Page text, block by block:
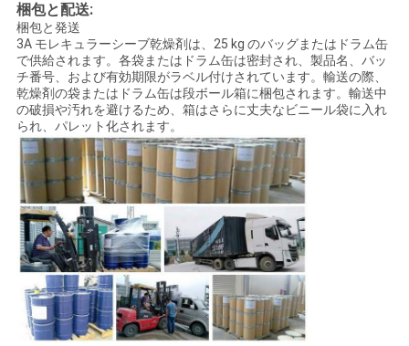
梱包と配送:
梱包と発送
3A モレキュラーシーブ乾燥剤は、25 kg のバッグまたはドラム缶
で供給されます。各袋またはドラム缶は密封され、製品名、バッ
チ番号、および有効期限がラベル付けされています。輸送の際、
乾燥剤の袋またはドラム缶は段ボール箱に梱包されます。輸送中
の破損や汚れを避けるため、箱はさらに丈夫なビニール袋に入れ
られ、パレット化されます。